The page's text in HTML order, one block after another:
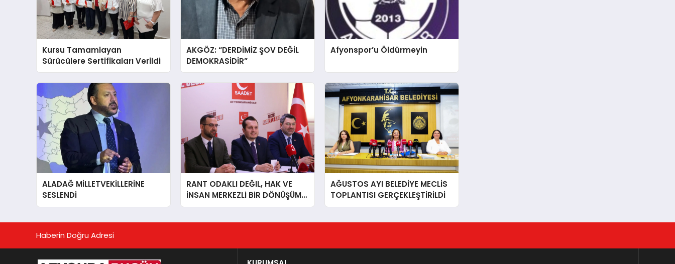
Kursu Tamamlayan
Sürücülere Sertifikaları Verildi
AKGÖZ: “DERDİMİZ ŞOV DEĞİL
DEMOKRASİDİR”
Afyonspor’u Öldürmeyin
ALADAĞ MİLLETVEKİLLERİNE
SESLENDİ
RANT ODAKLI DEĞIL, HAK VE
İNSAN MERKEZLi BiR DÖNÜŞÜM
İÇiN AFYONKARAHiSAR’IN
AĞUSTOS AYI BELEDİYE MECLİS
TOPLANTISI GERÇEKLEŞTİRİLDİ
Haberin Doğru Adresi